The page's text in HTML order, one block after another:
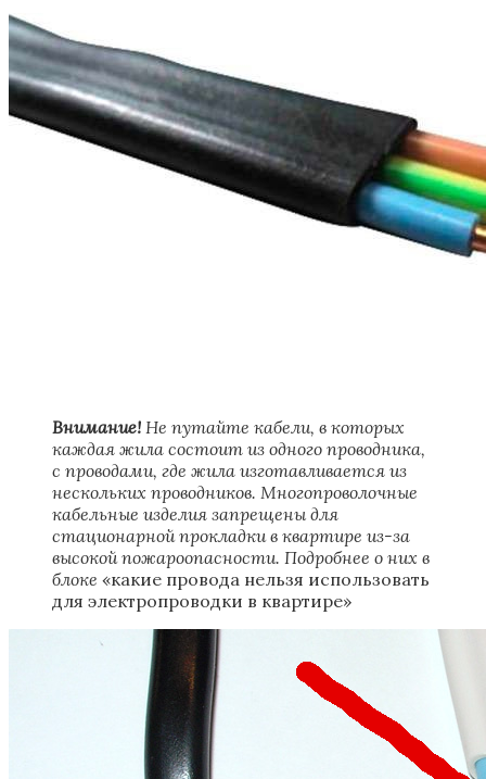
Внимание! Не путайте кабели, в которых
каждая жила состоит из одного проводника,
с проводами, где жила изготавливается из
нескольких проводников. Многопроволочные
кабельные изделия запрещены для
стационарной прокладки в квартире из-за
высокой пожароопасности. Подробнее о них в
блоке «какие провода нельзя использовать
для электропроводки в квартире»